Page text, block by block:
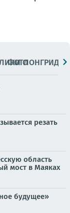
ФОТОЛОНГРИДЫ
резать
область
мост в Маяках
будущее»